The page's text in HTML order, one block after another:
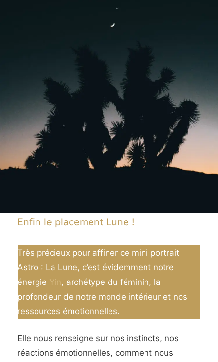
Enfin le placement Lune !
Très précieux pour affiner ce mini portrait
Astro : La Lune, c’est évidemment notre
énergie Yin, archétype du féminin, la
profondeur de notre monde intérieur et nos
ressources émotionnelles.
Elle nous renseigne sur nos instincts, nos
réactions émotionnelles, comment nous